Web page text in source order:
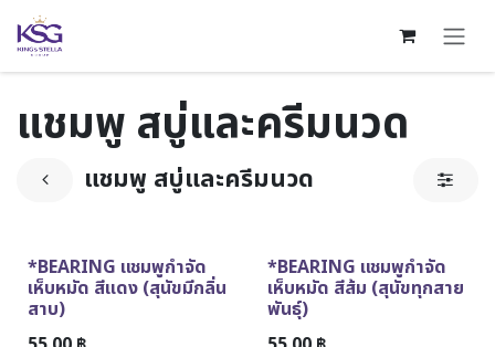
Skip to Content
แชมพู สบู่และครีมนวด
แชมพู สบู่และครีมนวด
ขายดีตลอดกาล
*BEARING แชมพูกำจัด
เห็บหมัด สีแดง (สุนัขมีกลิ่น
สาบ)
ขายดีตลอดกาล
*BEARING แชมพูกำจัด
เห็บหมัด สีส้ม (สุนัขทุกสาย
พันธุ์)